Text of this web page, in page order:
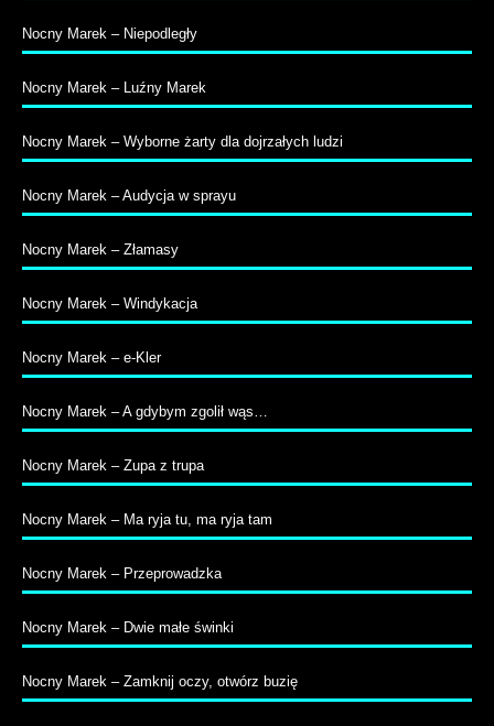
Nocny Marek – Niepodległy
Nocny Marek – Luźny Marek
Nocny Marek – Wyborne żarty dla dojrzałych ludzi
Nocny Marek – Audycja w sprayu
Nocny Marek – Złamasy
Nocny Marek – Windykacja
Nocny Marek – e-Kler
Nocny Marek – A gdybym zgolił wąs…
Nocny Marek – Zupa z trupa
Nocny Marek – Ma ryja tu, ma ryja tam
Nocny Marek – Przeprowadzka
Nocny Marek – Dwie małe świnki
Nocny Marek – Zamknij oczy, otwórz buzię